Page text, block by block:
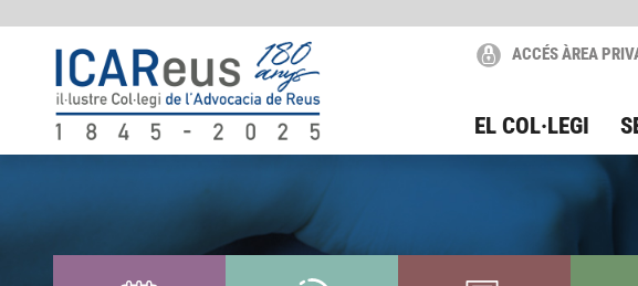
ACCÉS ÀREA
EL COL·LEGI